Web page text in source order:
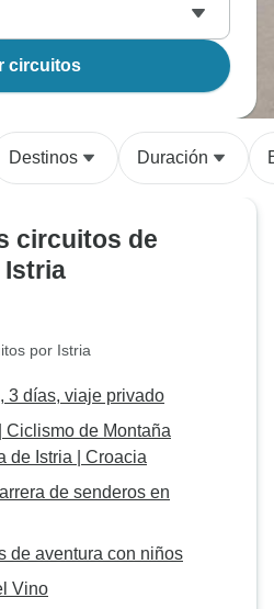
circuitos
Destinos Duración
circuitos de
Istria
por Istria
3 días, viaje privado
Ciclismo de Montaña
de Istria | Croacia
de senderos en
de aventura con niños
Vino